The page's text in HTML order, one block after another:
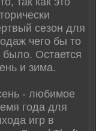
сезон для
чего бы то
было. Остается
и зима.
- любимое
года для
игр в